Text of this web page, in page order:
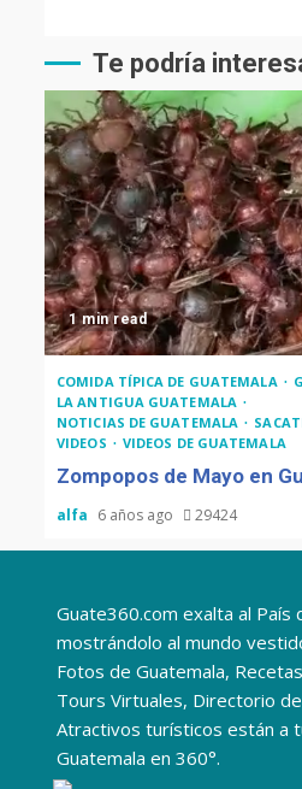
Te podría
1 min read
COMIDA TÍPICA DE GUATEMALA
LA ANTIGUA GUATEMALA
NOTICIAS DE GUATEMALA
VIDEOS
VIDEOS DE GUATEMALA
Zompopos de Mayo en
alfa 6 años ago 29424
Guate360.com exalta al País
mostrándolo al mundo
Fotos de Guatemala,
Tours Virtuales, Directorio
Atractivos turísticos están a
Guatemala en 360°.